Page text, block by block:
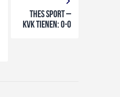
THES Sport –
KVK Tienen: 0-0